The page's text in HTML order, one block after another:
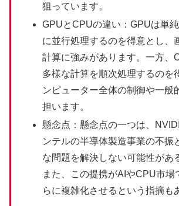
狙っています。
GPUとCPUの違い：GPUは単
に並行処理するのを得意とし、
計算に強みがあります。一方、
多様な計算を順次処理するのを
ンピューター全体の制御や一般
担います。
懸念点：懸念点の一つは、
ンテルの半導体製造事業の不振
な問題を解決しない可能性があ
また、この提携がAIやCPU市場
らに複雑化させるという指摘も